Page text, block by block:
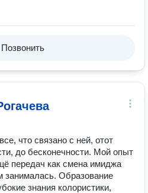
Позвонить
что связано с ней, отот
до бесконечности. Мой опыт
передач как смена имиджа
занималась. Образование
знания колористики,